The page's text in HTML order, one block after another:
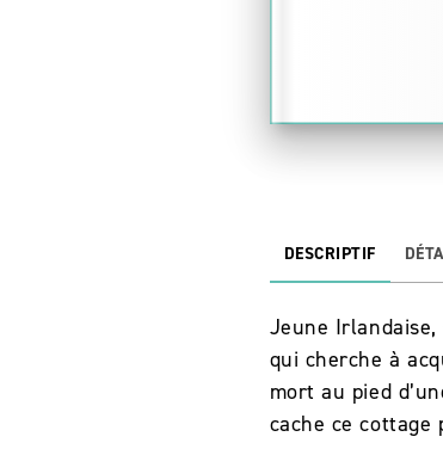
DESCRIPTIF
Jeune
qui cherche à
mort au pied
cache ce